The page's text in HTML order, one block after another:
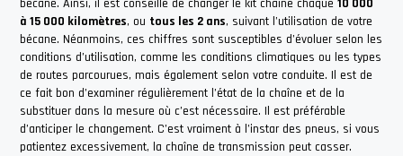
bécane. Ainsi, il est conseillé de changer le kit chaîne chaque10 000
à 15 000 kilomètres, ou tous les 2 ans, suivant l’utilisation de votre
bécane. Néanmoins, ces chiffres sont susceptibles d’évoluer selon les
conditions d’utilisation, comme les conditions climatiques ou les types
de routes parcourues, mais également selon votre conduite. Il est de
ce fait bon d’examiner régulièrement l’état de la chaîne et de la
substituer dans la mesure où c’est nécessaire. Il est préférable
d’anticiper le changement. C’est vraiment à l’instar des pneus, si vous
patientez excessivement, la chaîne de transmission peut casser.